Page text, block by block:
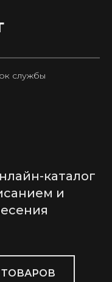
службы
каталог
и